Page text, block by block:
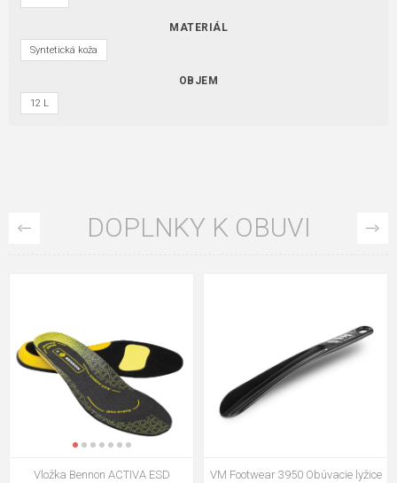
MATERIÁL
Syntetická koža
OBJEM
12 L
DOPLNKY K OBUVI
VM Footwear 3009 Vkladacia
VM Footwear 3102 Šnúrky ploché